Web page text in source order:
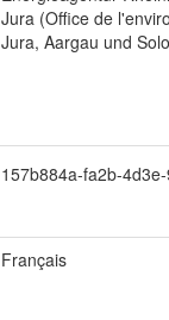
Jura (Office de
Jura, Aargau und
157b884a-fa2b-
Français